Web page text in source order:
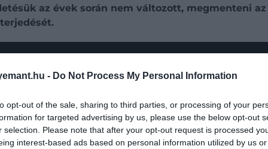
- Do Not Process My Personal Information
opt-out of the sale, sharing to third parties, or processing of your
for targeted advertising by us, please use the below opt-out
selection. Please note that after your opt-out request is processed
interest-based ads based on personal information utilized by us
az évek során nem változott, megmenteni
is kiemelt hangsúlyt fektet. Ennek jegyében
mind a jelenlegi állattartók, mind a jövő
aKutyaverzoom, amely interaktív módon